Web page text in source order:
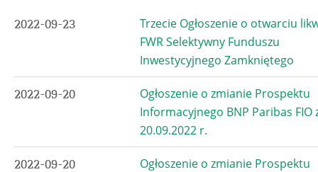
2022-09-23
Trzecie Ogłoszenie o otwarciu
FWR Selektywny Funduszu
Inwestycyjnego Zamkniętego
2022-09-20
Ogłoszenie o zmianie Prospektu
Informacyjnego BNP Paribas FIO
20.09.2022 r.
2022-09-20
Ogłoszenie o zmianie Prospektu